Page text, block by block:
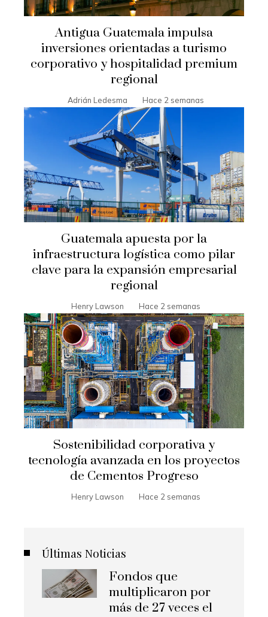
Antigua Guatemala impulsa
inversiones orientadas a turismo
corporativo y hospitalidad premium
regional
Adrián Ledesma Hace 2 semanas
Guatemala apuesta por la
infraestructura logística como pilar
clave para la expansión empresarial
regional
Henry Lawson Hace 2 semanas
Sostenibilidad corporativa y
tecnología avanzada en los proyectos
de Cementos Progreso
Henry Lawson Hace 2 semanas
Últimas Noticias
Fondos que
multiplicaron por
más de 27 veces el